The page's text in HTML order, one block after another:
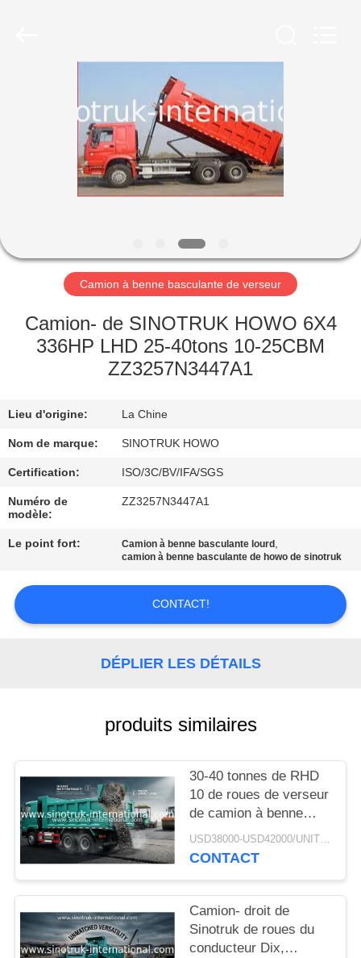
MAISON
PRODUITS
À
PROPOS
NOUS
L'USINE
CONTRÔLE
DE
QUALITÉ
NOUS
CONTACTER
PLAN
DU
SITE
POLITIQUE
DE
CONFIDENTIALITÉ
Camion à benne basculante de verseur
Camion- de SINOTRUK HOWO 6X4
336HP LHD 25-40tons 10-25CBM
ZZ3257N3447A1
Lieu d'origine: La Chine
Nom de marque: SINOTRUK HOWO
Certification: ISO/3C/BV/IFA/SGS
Numéro de
modèle:
ZZ3257N3447A1
Le point fort: Camion à benne basculante lourd ,
camion à benne basculante de howo de sinotruk
CONTACT!
DÉPLIER LES DÉTAILS
produits similaires
30-40 tonnes de RHD
10 de roues de verseur
de camion à benne
basculante SINOTRUK
HOWO A7 pour la
USD38000-USD42000/UNIT)negotiation MOQ:1 UNITÉ
CONTACT
Camion- droit de
Sinotruk de roues du
conducteur Dix,